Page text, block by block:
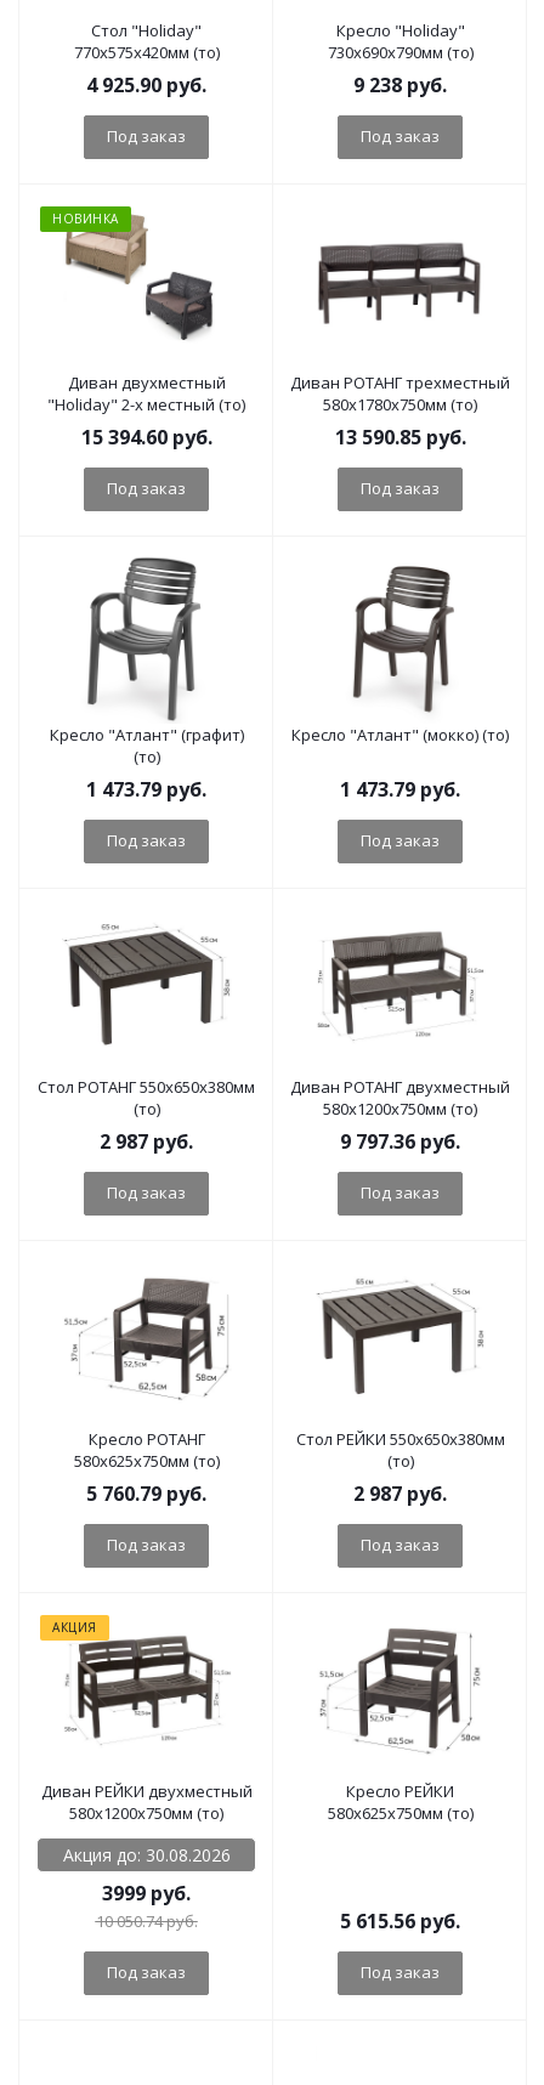
Стол "Holiday"
770х575х420мм (то)
4 925.90 руб.
Под заказ
Кресло "Holiday"
730х690х790мм (то)
9 238 руб.
Под заказ
НОВИНКА
Диван двухместный
"Holiday" 2-х местный (то)
15 394.60руб.
Под заказ
Диван РОТАНГ трехместный
580x1780x750мм (то)
13 590.85руб.
Под заказ
Кресло "Атлант" (графит)
(то)
1 473.79 руб.
Под заказ
Кресло "Атлант" (мокко) (то)
1 473.79 руб.
Под заказ
Стол РОТАНГ 550x650x380мм
(то)
2 987 руб.
Под заказ
Диван РОТАНГ двухместный
580x1200x750мм (то)
9 797.36 руб.
Под заказ
Кресло РОТАНГ
580x625x750мм (то)
5 760.79 руб.
Под заказ
Стол РЕЙКИ 550x650x380мм
(то)
2 987 руб.
Под заказ
АКЦИЯ
Диван РЕЙКИ двухместный
580x1200x750мм (то)
Акция до: 30.08.2026
3999 руб.
10 050.74руб.
Под заказ
Кресло РЕЙКИ
580x625x750мм (то)
5 615.56 руб.
Под заказ